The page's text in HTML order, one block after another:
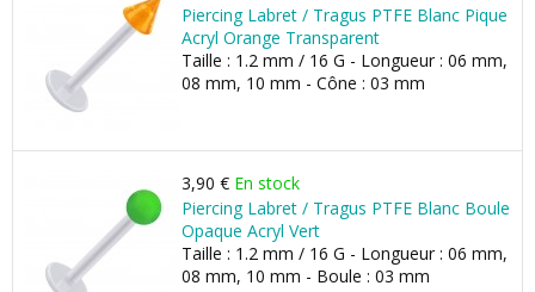
Piercing Labret / Tragus PTFE Blanc Pique
Acryl Orange Transparent
Taille : 1.2 mm / 16 G - Longueur : 06 mm,
08 mm, 10 mm - Cône : 03 mm
3,90 € En stock
Piercing Labret / Tragus PTFE Blanc Boule
Opaque Acryl Vert
Taille : 1.2 mm / 16 G - Longueur : 06 mm,
08 mm, 10 mm - Boule : 03 mm